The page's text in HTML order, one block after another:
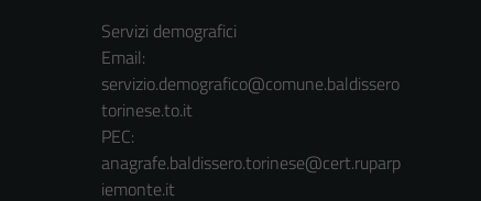
Servizi demografici
Email:
servizio.demografico@comune.baldissero
torinese.to.it
PEC:
anagrafe.baldissero.torinese@cert.ruparp
iemonte.it